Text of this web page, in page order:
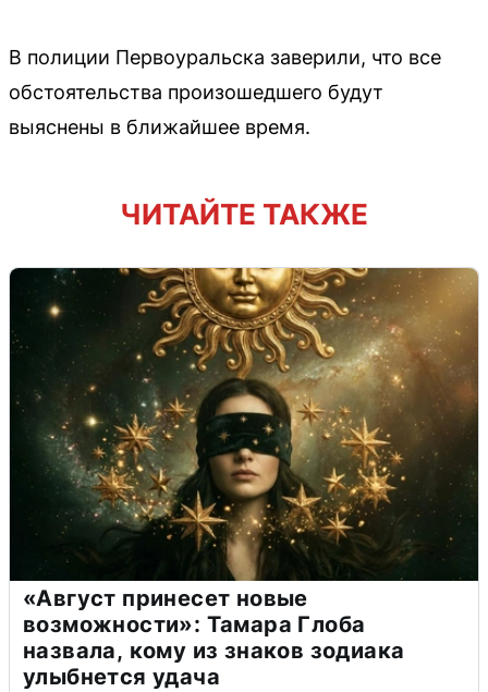
В полиции Первоуральска заверили, что все
обстоятельства произошедшего будут
выяснены в ближайшее время.
ЧИТАЙТЕ ТАКЖЕ
«Август принесет новые
возможности»: Тамара Глоба
назвала, кому из знаков зодиака
улыбнется удача